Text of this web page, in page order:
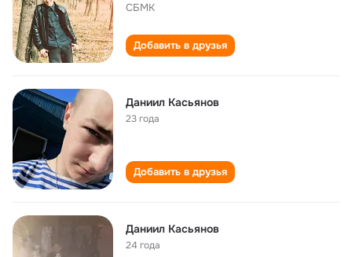
СБМК
Добавить в друзья
Даниил Касьянов
23 года
Добавить в друзья
Даниил Касьянов
24 года